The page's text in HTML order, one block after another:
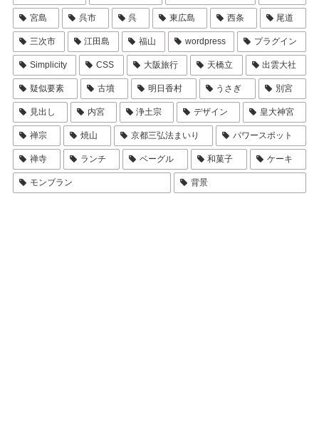
宮島 呉市 呉 東広島 西条 尾道
三次市 江田島 福山 wordpress プラグイン
Simplicity CSS 大阪旅行 天橋立 出雲大社
疑似要素 古墳 明日香村 うさぎ 別宮
見出し 内宮 浄土宗 デザイン 皇大神宮
禅宗 焼山 京都三弘法まいり パワースポット
禅寺 ランチ ベーグル 和菓子 ケーキ
モンブラン 背景